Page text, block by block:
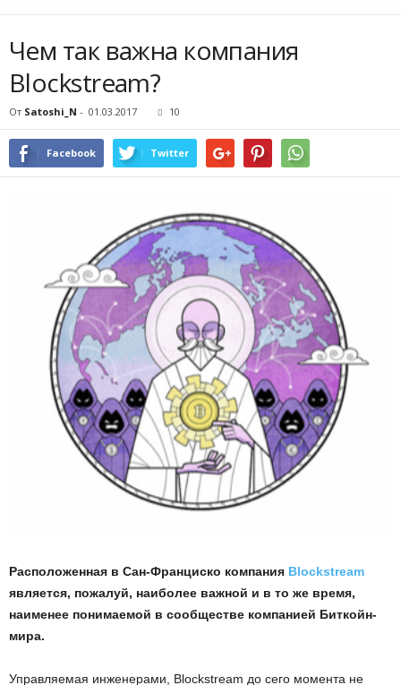
Чем так важна компания
Blockstream?
От Satoshi_N - 01.03.2017 10
Facebook Twitter
Расположенная в Сан-Франциско компания Blockstream
является, пожалуй, наиболее важной и в то же время,
наименее понимаемой в сообществе компанией Биткойн-
мира.
Управляемая инженерами, Blockstream до сего момента не